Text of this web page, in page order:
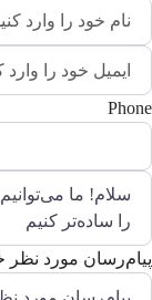
Phone
پیام‌رسان مورد نظر